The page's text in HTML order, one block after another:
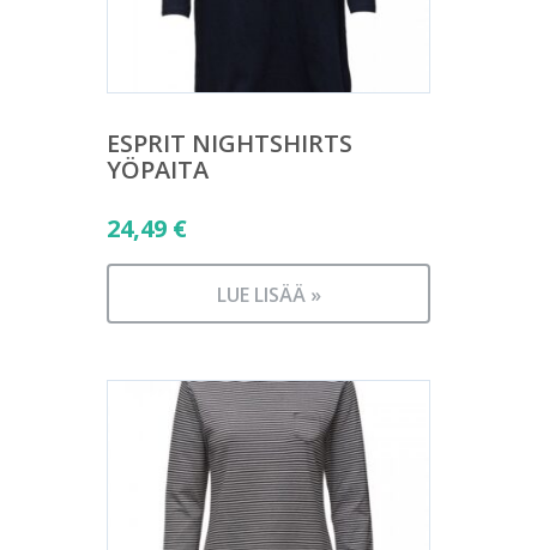
ESPRIT NIGHTSHIRTS
YÖPAITA
24,49 €
LUE LISÄÄ »